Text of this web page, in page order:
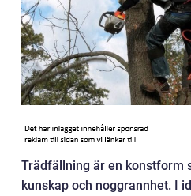
Trädfällning är en konstform
kunskap och noggrannhet. I